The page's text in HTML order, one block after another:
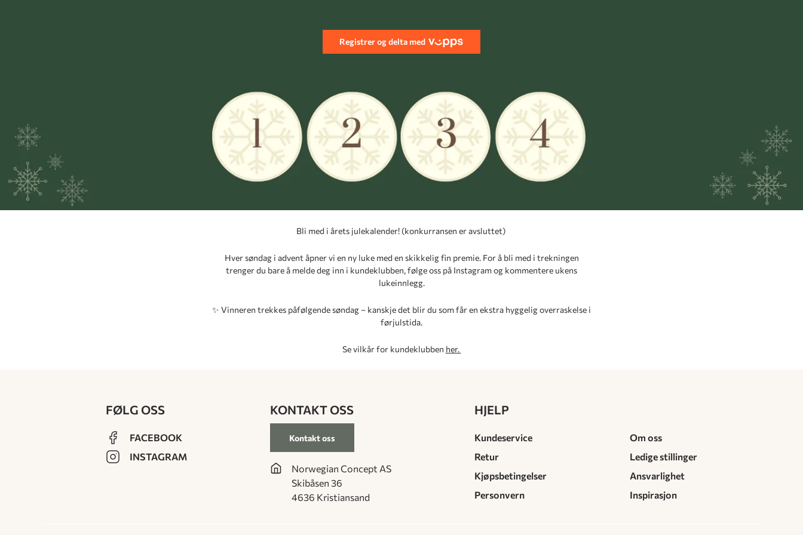
Registrer og delta med
Bli med i årets julekalender! (konkurransen er avsluttet)
Hver søndag i advent åpner vi en ny luke med en skikkelig fin premie. For å bli med i trekningen
trenger du bare å melde deg inn i kundeklubben, følge oss på Instagram og kommentere ukens
lukeinnlegg.
✨ Vinneren trekkes påfølgende søndag – kanskje det blir du som får en ekstra hyggelig overraskelse i
førjulstida.
Se vilkår for kundeklubben her.
FØLG OSS
FACEBOOK
INSTAGRAM
KONTAKT OSS
Kontakt oss
Norwegian Concept AS
Skibåsen 36
4636 Kristiansand
HJELP
Kundeservice
Retur
Kjøpsbetingelser
Personvern
Om oss
Ledige stillinger
Ansvarlighet
Inspirasjon